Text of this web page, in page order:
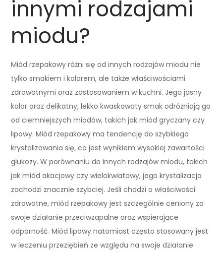
innymi rodzajami
miodu?
Miód rzepakowy różni się od innych rodzajów miodu nie
tylko smakiem i kolorem, ale także właściwościami
zdrowotnymi oraz zastosowaniem w kuchni. Jego jasny
kolor oraz delikatny, lekko kwaskowaty smak odróżniają go
od ciemniejszych miodów, takich jak miód gryczany czy
lipowy. Miód rzepakowy ma tendencję do szybkiego
krystalizowania się, co jest wynikiem wysokiej zawartości
glukozy. W porównaniu do innych rodzajów miodu, takich
jak miód akacjowy czy wielokwiatowy, jego krystalizacja
zachodzi znacznie szybciej. Jeśli chodzi o właściwości
zdrowotne, miód rzepakowy jest szczególnie ceniony za
swoje działanie przeciwzapalne oraz wspierające
odporność. Miód lipowy natomiast często stosowany jest
w leczeniu przeziębień ze względu na swoje działanie